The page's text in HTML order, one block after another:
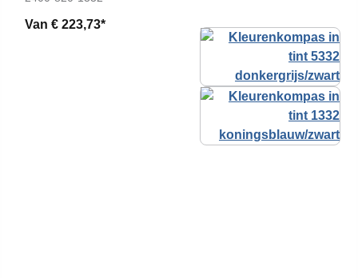
Van € 223,73*